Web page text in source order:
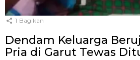
1 Bagikan
Dendam Keluarga
Pria di Garut Tewas